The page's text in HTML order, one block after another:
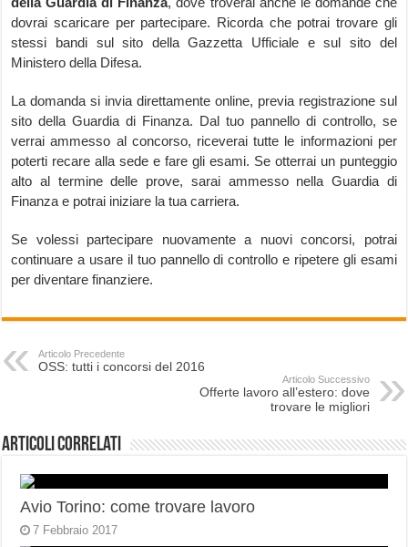
dovrai scaricare per partecipare. Ricorda che potrai trovare gli
stessi bandi sul sito della Gazzetta Ufficiale e sul sito del
Ministero della Difesa.
La domanda si invia direttamente online, previa registrazione sul
sito della Guardia di Finanza. Dal tuo pannello di controllo, se
verrai ammesso al concorso, riceverai tutte le informazioni per
poterti recare alla sede e fare gli esami. Se otterrai un punteggio
alto al termine delle prove, sarai ammesso nella Guardia di
Finanza e potrai iniziare la tua carriera.
Se volessi partecipare nuovamente a nuovi concorsi, potrai
continuare a usare il tuo pannello di controllo e ripetere gli esami
per diventare finanziere.
Articolo Precedente
OSS: tutti i concorsi del 2016
Articolo Successivo
Offerte lavoro all’estero: dove
trovare le migliori
Articoli correlati
Avio Torino: come trovare lavoro
7 Febbraio 2017